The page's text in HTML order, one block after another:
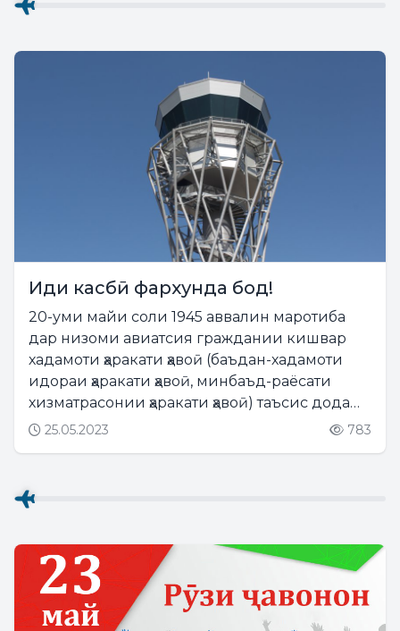
Иди касбӣ фархунда бод!
20-уми майи соли 1945 аввалин маротиба
дар низоми авиатсия граждании кишвар
хадамоти ҳаракати ҳавоӣ (баъдан-хадамоти
идораи ҳаракати ҳавоӣ, минбаъд-раёсати
хизматрасонии ҳаракати ҳавоӣ) таъсис дода
шуд. Дар ин рӯзи фархунда роҳбарияти
25.05.2023 783